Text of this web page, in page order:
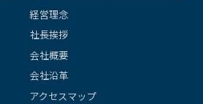
経営理念
社長挨拶
会社概要
会社沿革
アクセスマップ